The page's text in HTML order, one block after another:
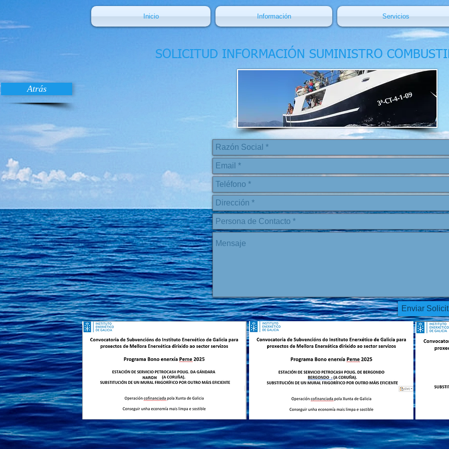
Inicio Información Servicios
Atrás
SOLICITUD INFORMACIÓN SUMINISTRO
Enviar
© 2016 por LC GROUP.